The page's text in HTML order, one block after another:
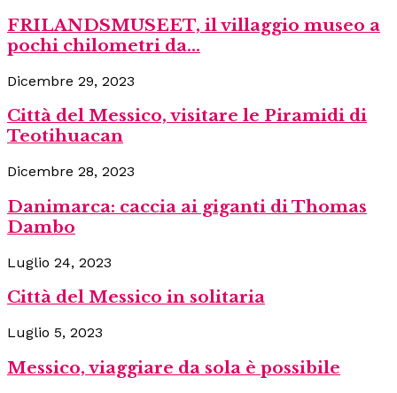
FRILANDSMUSEET, il villaggio museo a
pochi chilometri da...
Dicembre 29, 2023
Città del Messico, visitare le Piramidi di
Teotihuacan
Dicembre 28, 2023
Danimarca: caccia ai giganti di Thomas
Dambo
Luglio 24, 2023
Città del Messico in solitaria
Luglio 5, 2023
Messico, viaggiare da sola è possibile